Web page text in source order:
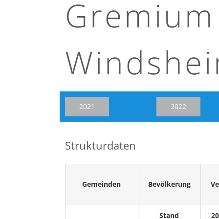
2021 2022
Strukturdaten
Gemeinden Bevölkerung
Stand